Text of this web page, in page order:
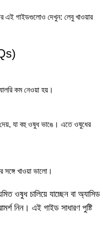
এই গাইডগুলোও দেখুন: লেবু খাওয়ার
কম নেওয়া হয়।
যা বহু ওষুধ ভাঙে। এতে ওষুধের
সঙ্গে খাওয়া ভালো।
ওষুধ চালিয়ে যাচ্ছেন বা অ্যাসিড
নিন। এই গাইড সাধারণ পুষ্টি